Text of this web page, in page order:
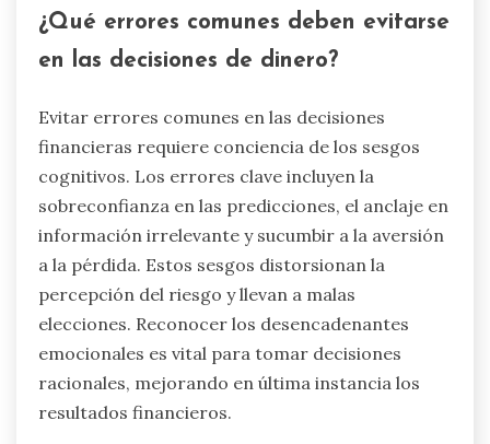
¿Qué errores comunes deben evitarse
en las decisiones de dinero?
Evitar errores comunes en las decisiones
financieras requiere conciencia de los sesgos
cognitivos. Los errores clave incluyen la
sobreconfianza en las predicciones, el anclaje en
información irrelevante y sucumbir a la aversión
a la pérdida. Estos sesgos distorsionan la
percepción del riesgo y llevan a malas
elecciones. Reconocer los desencadenantes
emocionales es vital para tomar decisiones
racionales, mejorando en última instancia los
resultados financieros.